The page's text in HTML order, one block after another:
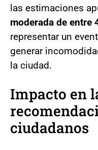
las estimaciones
moderada de entre
representar un
generar
la ciudad.
Impacto en
ciudadanos